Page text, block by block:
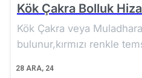
Kök Çakra Bolluk
28 ARA, 24
Kök Çakra veya
bulunur,kırmızı renkle